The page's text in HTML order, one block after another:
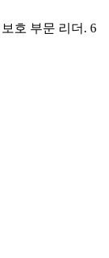
호 부문 리더. 6